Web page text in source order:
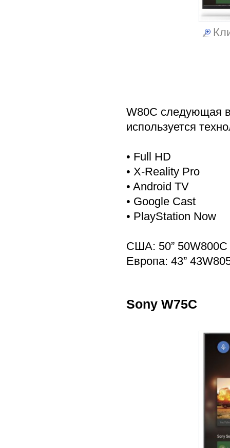
W80C следующая
используется
• Full HD
• X-Reality Pro
• Android TV
• Google Cast
• PlayStation Now
США: 50” 50W800C
Европа: 43”
Sony W75C